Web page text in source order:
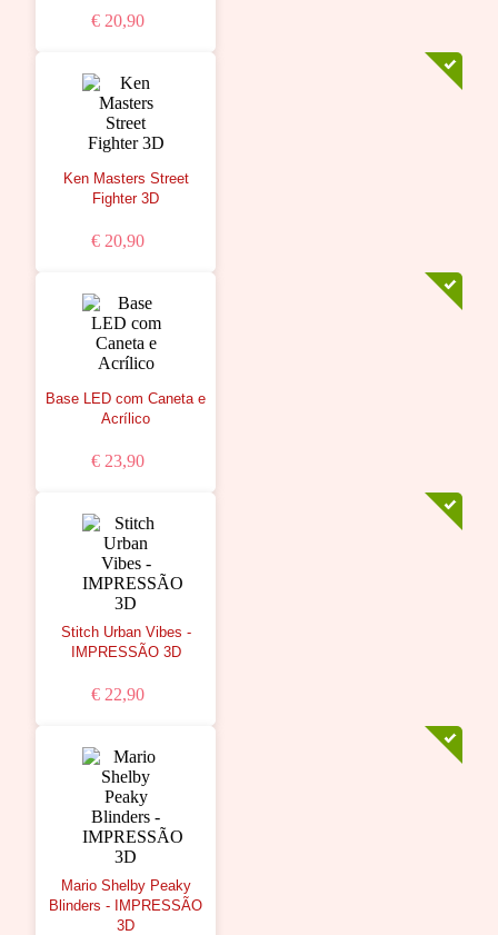
€ 20,90
Ken Masters Street
Fighter 3D
€ 20,90
Base LED com Caneta e
Acrílico
€ 23,90
Stitch Urban Vibes -
IMPRESSÃO 3D
€ 22,90
Mario Shelby Peaky
Blinders - IMPRESSÃO
3D